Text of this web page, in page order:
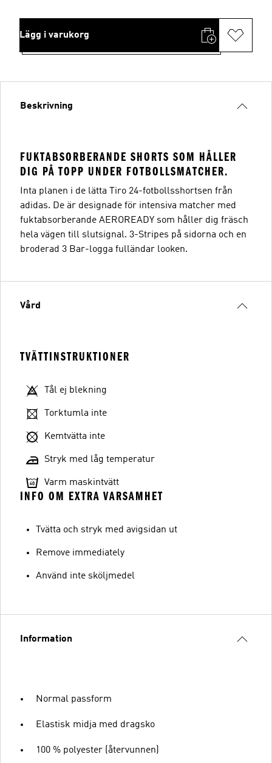
Lägg i varukorg
Beskrivning
FUKTABSORBERANDE SHORTS SOM HÅLLER
DIG PÅ TOPP UNDER FOTBOLLSMATCHER.
Inta planen i de lätta Tiro 24-fotbollsshortsen från
adidas. De är designade för intensiva matcher med
fuktabsorberande AEROREADY som håller dig fräsch
hela vägen till slutsignal. 3-Stripes på sidorna och en
broderad 3 Bar-logga fulländar looken.
Vård
TVÄTTINSTRUKTIONER
Tål ej blekning
Torktumla inte
Kemtvätta inte
Stryk med låg temperatur
Varm maskintvätt
INFO OM EXTRA VARSAMHET
Tvätta och stryk med avigsidan ut
Remove immediately
Använd inte sköljmedel
Information
Normal passform
Elastisk midja med dragsko
100 % polyester (återvunnen)